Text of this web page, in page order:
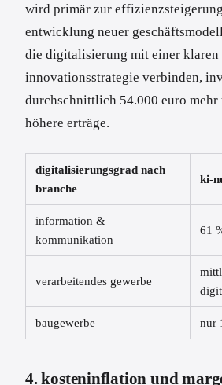
wird primär zur
entwicklung neuer
die digitalisierung mit einer klaren
innovationsstrategie verbinden,
durchschnittlich 54.000 euro mehr
höhere erträge.
digitalisierungsgrad nach
branche
ki-
information &
kommunikation
61
verarbeitendes gewerbe
baugewerbe nur
4. kosteninflation und